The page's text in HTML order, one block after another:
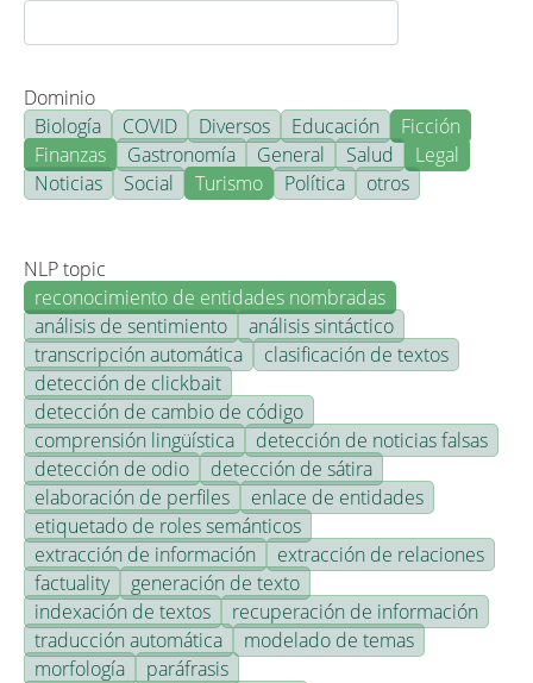
Dominio
Biología
COVID Diversos Educación
Ficción
Finanzas
Gastronomía General Salud
Legal
Noticias
Social Turismo Política otros
NLP topic
reconocimiento de entidades nombradas
análisis de sentimiento
análisis sintáctico
transcripción automática
clasificación de textos
detección de clickbait
detección de cambio de código
comprensión lingüística
detección de noticias falsas
detección de odio
detección de sátira
elaboración de perfiles
enlace de entidades
etiquetado de roles semánticos
extracción de información
extracción de relaciones
factuality
generación de texto
indexación de textos
recuperación de información
traducción automática
modelado de temas
morfología
paráfrasis